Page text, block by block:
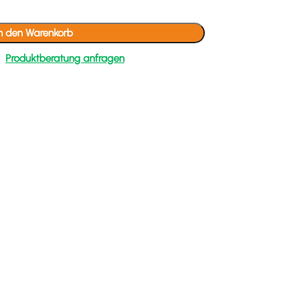
den Warenkorb
Produktberatung anfragen